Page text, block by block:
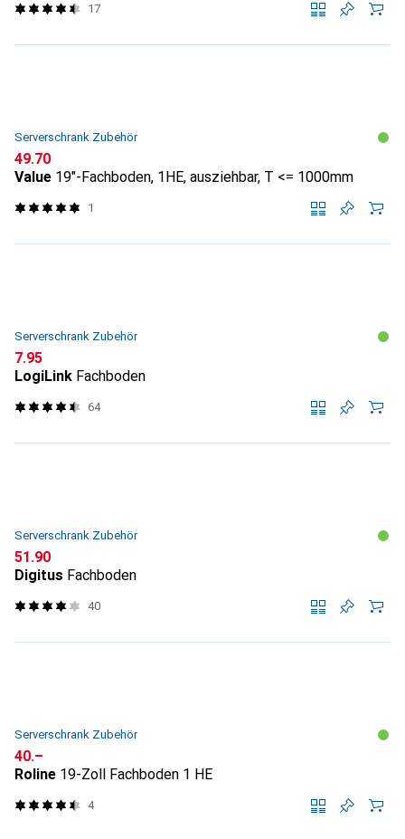
17
Serverschrank Zubehör
CHF
49.70
Value 19"-Fachboden, 1HE, ausziehbar, T <= 1000mm
1
Serverschrank Zubehör
CHF
7.95
LogiLink Fachboden
64
Serverschrank Zubehör
CHF
51.90
Digitus Fachboden
40
Serverschrank Zubehör
CHF
40.–
Roline 19-Zoll Fachboden 1 HE
4